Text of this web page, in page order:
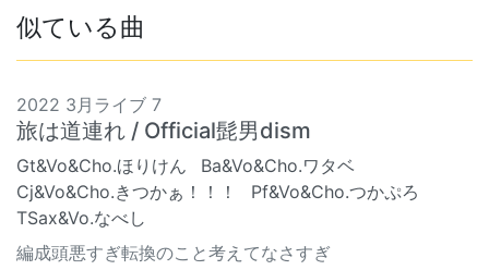
似ている曲
2022 3月ライブ 7
旅は道連れ / Official髭男dism
Gt&Vo&Cho.ほりけん
Ba&Vo&Cho.ワタベ
Cj&Vo&Cho.きつかぁ！！！
Pf&Vo&Cho.つかぷろ
TSax&Vo.なべし
編成頭悪すぎ転換のこと考えてなさすぎ